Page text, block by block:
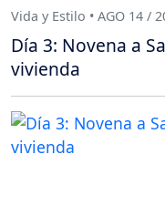
Vida y Estilo • AGO 14 /
Día 3: Novena a
vivienda